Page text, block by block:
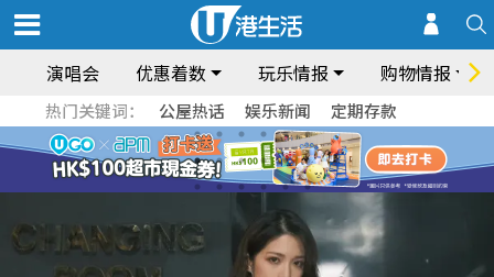
演唱会 优惠着数 玩乐情报 购物情报
热门关键词： 公屋热话 娱乐新闻 定期存款